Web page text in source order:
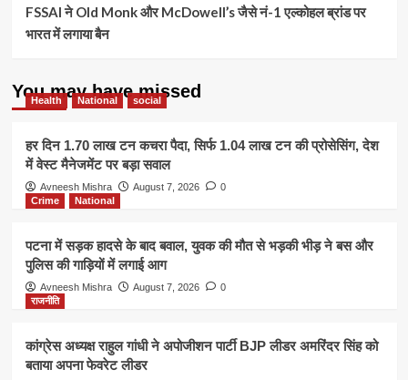
जरिए
संचालित
होगी
FSSAI ने Old Monk और McDowell’s जैसे नं-1 एल्कोहल ब्रांड पर
भारत में लगाया बैन
You may have missed
Health National social
हर दिन 1.70 लाख टन कचरा पैदा, सिर्फ 1.04 लाख टन की प्रोसेसिंग, देश
में वेस्ट मैनेजमेंट पर बड़ा सवाल
Avneesh Mishra August 7, 2026
0
Crime
National
पटना में सड़क हादसे के बाद बवाल, युवक की मौत से भड़की भीड़ ने बस और
पुलिस की गाड़ियों में लगाई आग
Avneesh Mishra August 7, 2026
0
राजनीति
कांग्रेस अध्यक्ष राहुल गांधी ने अपोजीशन पार्टी BJP लीडर अमरिंदर सिंह को
बताया अपना फेवरेट लीडर